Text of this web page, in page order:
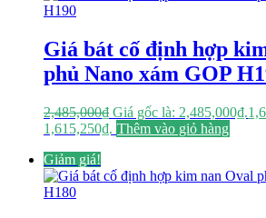
Giá bát cố định hợp
phủ Nano xám GOP
2,485,000₫ Giá gốc là: 2,485,000₫.
1,615,250₫. Thêm vào giỏ hàng
Giảm giá!